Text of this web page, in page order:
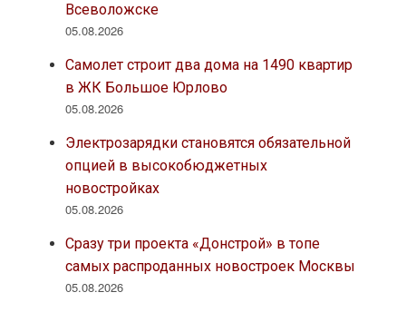
Всеволожске
05.08.2026
Самолет строит два дома на 1490 квартир
в ЖК Большое Юрлово
05.08.2026
Электрозарядки становятся обязательной
опцией в высокобюджетных
новостройках
05.08.2026
Сразу три проекта «Донстрой» в топе
самых распроданных новостроек Москвы
05.08.2026